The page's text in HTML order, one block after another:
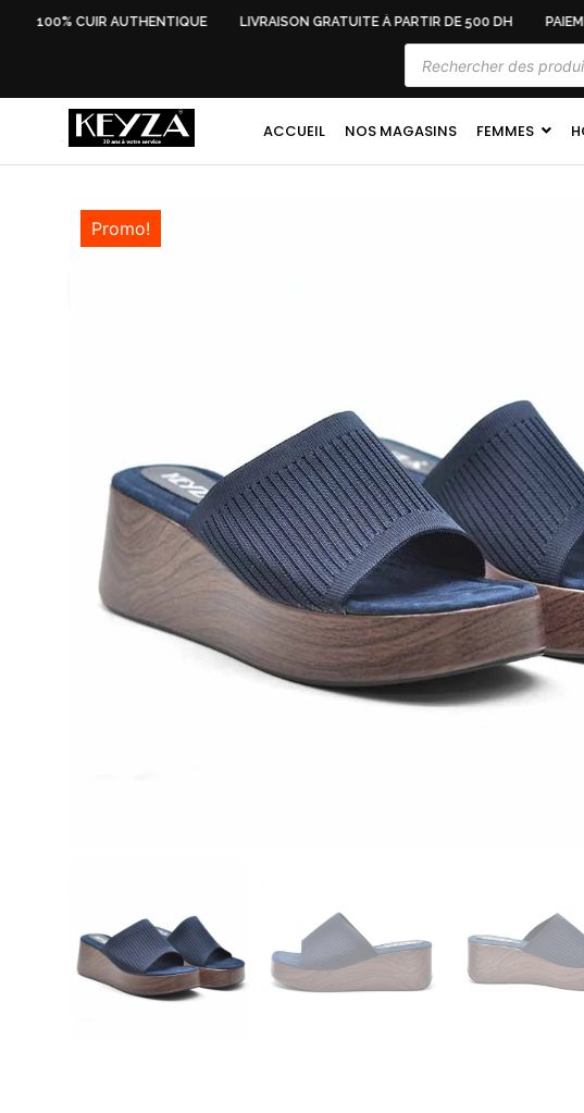
100% CUIR AUTHENTIQUE LIVRAISON GRATUITE À PARTIR DE 500 DH
ACCUEIL NOS MAGASINS FEMMES
Promo!